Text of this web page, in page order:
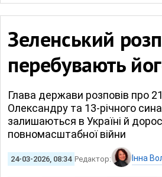
Зеленський
перебувають
Глава держави розповів про
Олександру та 13-річного
залишаються в Україні й
повномасштабної війни
24-03-2026, 08:34 Редактор: Інна